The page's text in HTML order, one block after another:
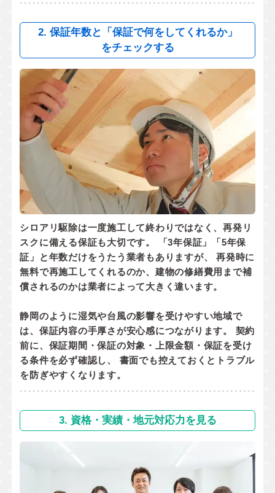
2. 保証年数と「保証で何をしてくれるか」
をチェックする
シロアリ駆除は一度施工して終わりではなく、再発リ
スクに備える保証も大切です。 「3年保証」「5年保
証」と年数だけをうたう業者もありますが、 再発時に
無料で再施工してくれるのか、 建物の修繕費用まで補
償されるのかは業者によって大きく違います。
静岡のように湿気や台風の影響を受けやすい地域で
は、保証内容の手厚さが安心感につながります。 契約
前に、 保証期間・保証の対象・上限金額・保証を受け
る条件を必ず確認し、 書面でも控えておくとトラブル
を防ぎやすくなります。
3. 資格・実績・地元対応力を見る